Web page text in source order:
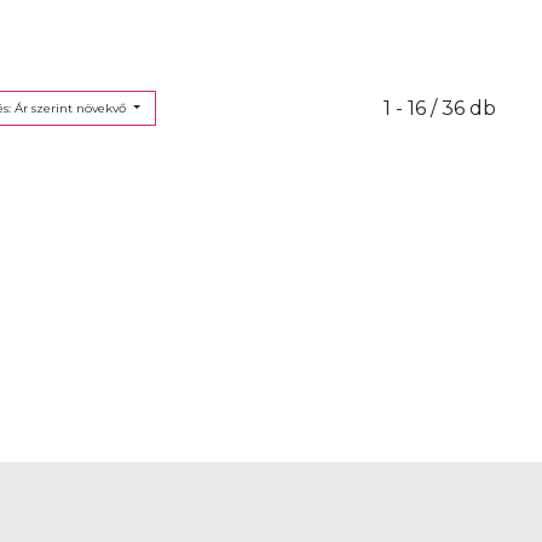
Ár szerint növekvő 1 - 16 / 36 db